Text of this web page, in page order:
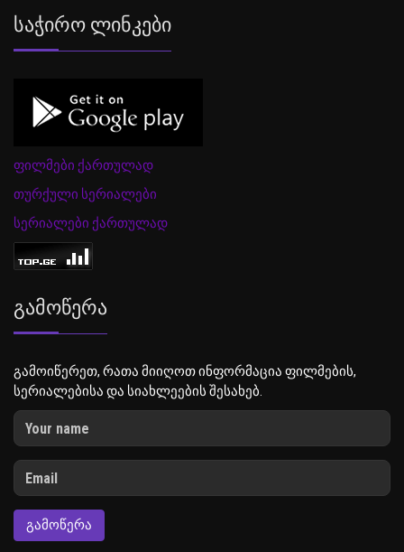
Საჭირო Ლინკები
ფილმები ქართულად
თურქული სერიალები
სერიალები ქართულად
Გამოწერა
გამოიწერეთ, რათა მიიღოთ ინფორმაცია ფილმების,
სერიალებისა და სიახლეების შესახებ.
ᲒᲐᲛᲝᲬᲔᲠᲐ